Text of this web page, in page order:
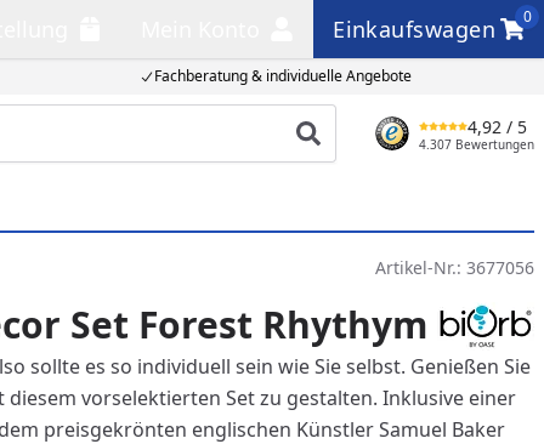
Fachberatung & individuelle Angebote
Einkaufswagen
0
Einkaufswagen
Produkt suchen
4,92 / 5
4.307 Bewertungen
Artikel-Nr.: 3677056
Set Forest Rhythym
sollte es so individuell sein wie Sie selbst. Genießen Sie
diesem vorselektierten Set zu gestalten. Inklusive einer
preisgekrönten englischen Künstler Samuel Baker